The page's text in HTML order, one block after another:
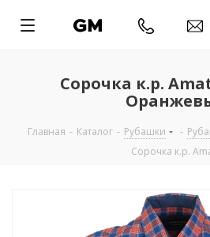
Сорочка к.р.
Главная - Каталог - Рубашки -
Сорочка к.р.